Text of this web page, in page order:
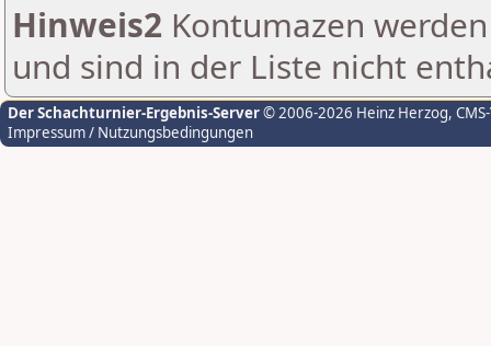
Hinweis2 Kontumazen
und sind in der Liste nicht
Der Schachturnier-Ergebnis-Server© 2006-2026 Heinz Herzog,
Impressum / Nutzungsbedingungen